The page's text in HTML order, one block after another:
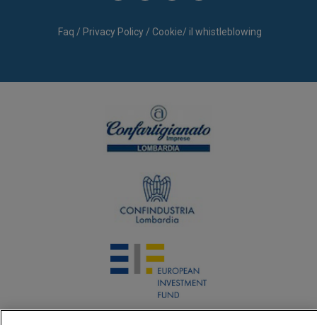
Faq / Privacy Policy/ Cookie/ il whistleblowing